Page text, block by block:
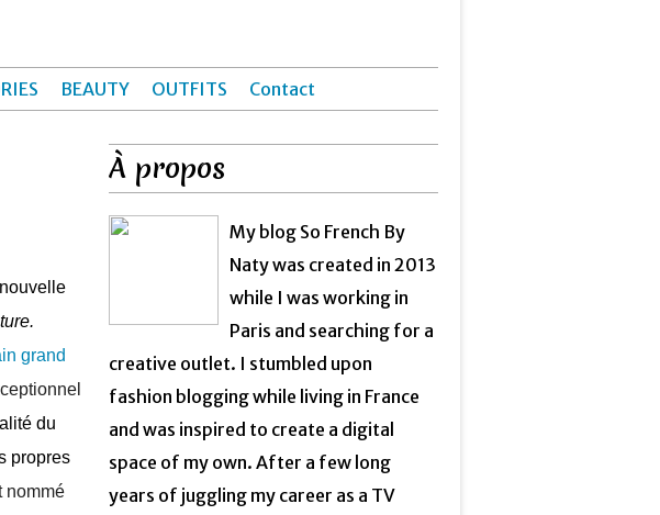
BEAUTY OUTFITS Contact
grand
du
propres
nommé
À propos
My blog So French By
Naty was created in 2013
while I was working in
Paris and searching for a
creative outlet. I stumbled upon
fashion blogging while living in France
and was inspired to create a digital
space of my own. After a few long
years of juggling my career as a TV